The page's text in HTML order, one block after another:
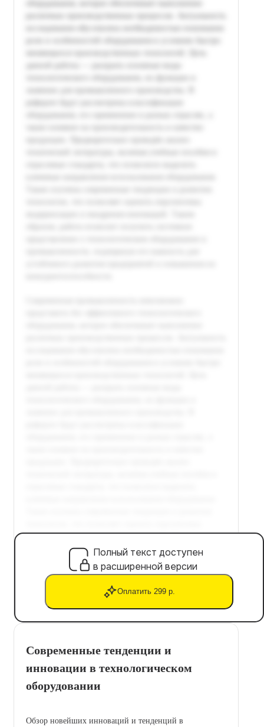
Полный текст доступен
в расширенной версии
Оплатить 299 р.
Современные тенденции и
инновации в технологическом
оборудовании
Обзор новейших инноваций и тенденций в